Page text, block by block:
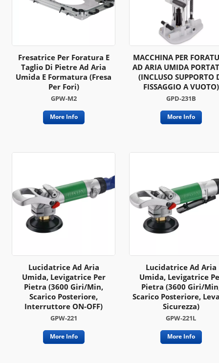
Fresatrice Per Foratura E
Taglio Di Pietre Ad Aria
Umida E Formatura (fresa
Per Fori)
GPW-M2
More Info
MACCHINA PER
AD ARIA UMIDA
(INCLUSO SUPPORTO
FISSAGGIO A VUOTO)
GPD-231B
More Info
Lucidatrice Ad Aria
Umida, Levigatrice Per
Pietra (3600 Giri/min,
Scarico Posteriore,
Interruttore ON-OFF)
GPW-221
More Info
Lucidatrice Ad Aria
Umida, Levigatrice
Pietra (3600 Giri/
Scarico Posteriore,
Sicurezza)
GPW-221L
More Info